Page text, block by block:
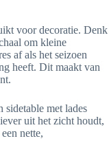
voor decoratie. Denk
om kleine
af als het seizoen
heeft. Dit maakt van
met lades
uit het zicht houdt,
nette,